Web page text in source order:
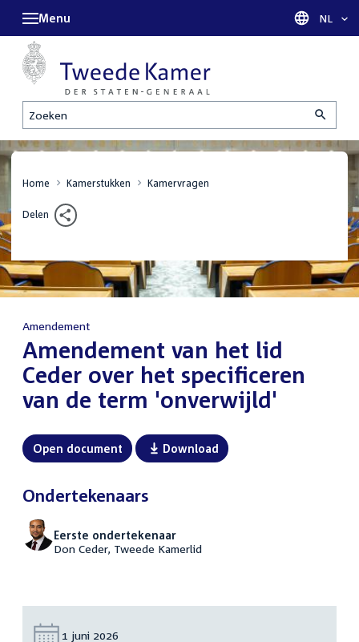
Zoeken
Menu Taal
NL
Home Kamerstukken Kamervragen
Delen
Amendement
Amendement van het lid
Ceder over het specificeren
van de term 'onverwijld'
Open document Download
Ondertekenaars
Eerste ondertekenaar
Don Ceder, Tweede Kamerlid
Datum:
1 juni 2026